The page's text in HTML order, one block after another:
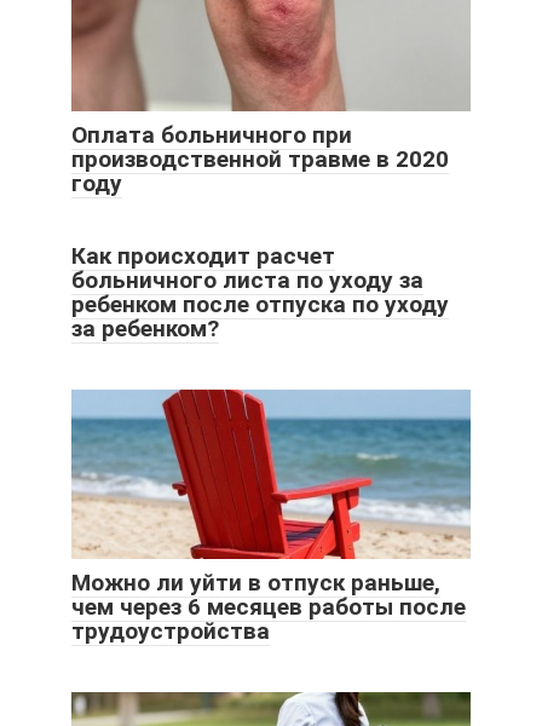
Оплата больничного при
производственной травме в 2020
году
Как происходит расчет
больничного листа по уходу за
ребенком после отпуска по уходу
за ребенком?
Можно ли уйти в отпуск раньше,
чем через 6 месяцев работы после
трудоустройства